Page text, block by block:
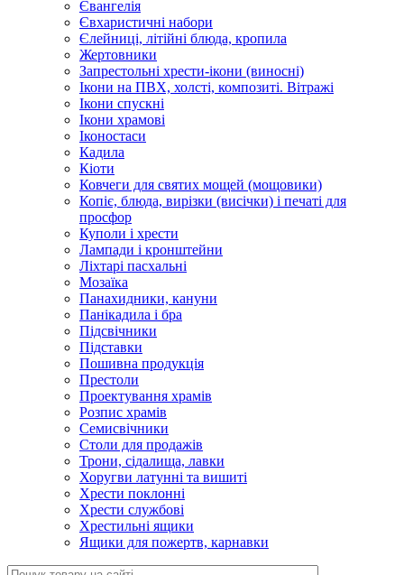
Євангелія
Євхаристичні набори
Єлейниці, літійні блюда, кропила
Жертовники
Запрестольні хрести-ікони (виносні)
Ікони на ПВХ, холсті, композиті. Вітражі
Ікони спускні
Ікони храмові
Іконостаси
Кадила
Кіоти
Ковчеги для святих мощей (мощовики)
Копіє, блюда, вирізки (висічки) і печаті для
просфор
Куполи і хрести
Лампади і кронштейни
Ліхтарі пасхальні
Мозаїка
Панахидники, кануни
Панікадила і бра
Підсвічники
Підставки
Пошивна продукція
Престоли
Проектування храмів
Розпис храмів
Семисвічники
Столи для продажів
Трони, сідалища, лавки
Хоругви латунні та вишиті
Хрести поклонні
Хрести службові
Хрестильні ящики
Ящики для пожертв, карнавки